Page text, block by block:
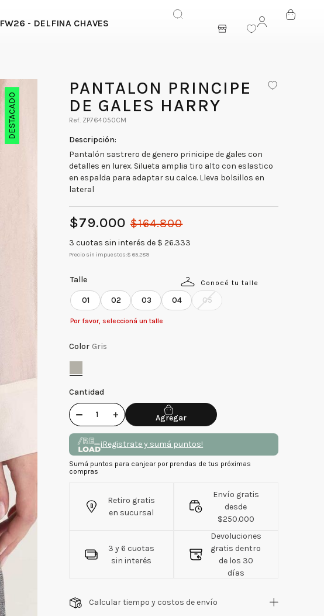
FW26 - DELFINA CHAVES ENTRAR
DESTACADO
PANTALON PRINCIPE
DE GALES HARRY
ZP764050CM
Pantalón sastrero de genero prinicipe de gales con
detalles en lurex. Silueta amplia tiro alto con eslastico
en espalda para adaptar su calce. Lleva bolsillos en
lateral
$79.000 $164.800
3 cuotas sin interés de $ 26.333
Precio sin impuestos:$ 65.289
Conocé tu talle
Talle
01 02 03 04 05
Por favor, seleccioná un talle
Color Gris
Cantidad
＋
－
¡Registrate y sumá puntos!
Sumá puntos para canjear por prendas de tus próximas
compras
Retiro gratis
en sucursal
Envío gratis
desde
$250.000
3 y 6 cuotas
sin interés
Devoluciones
gratis dentro
de los 30
días
Calcular tiempo y costos de envío